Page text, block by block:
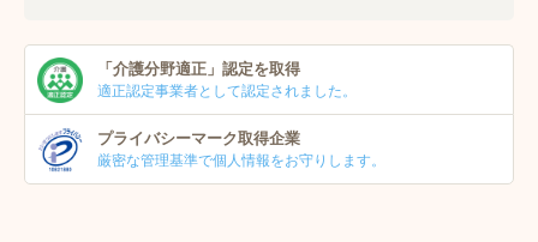
「介護分野適正」 認定を取得
適正認定事業者として認定されました。
プライバシーマーク取得企業
厳密な管理基準で個人情報をお守りします。